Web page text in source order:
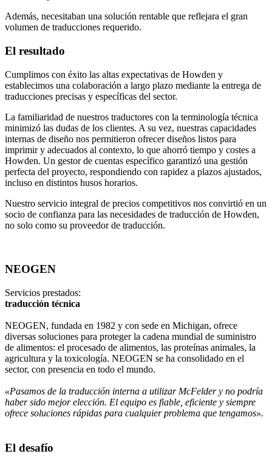
Además, necesitaban una solución rentable que reflejara el gran
volumen de traducciones requerido.
El resultado
Cumplimos con éxito las altas expectativas de Howden y
establecimos una colaboración a largo plazo mediante la entrega de
traducciones precisas y específicas del sector.
La familiaridad de nuestros traductores con la terminología técnica
minimizó las dudas de los clientes. A su vez, nuestras capacidades
internas de diseño nos permitieron ofrecer diseños listos para
imprimir y adecuados al contexto, lo que ahorró tiempo y costes a
Howden. Un gestor de cuentas específico garantizó una gestión
perfecta del proyecto, respondiendo con rapidez a plazos ajustados,
incluso en distintos husos horarios.
Nuestro servicio integral de precios competitivos nos convirtió en un
socio de confianza para las necesidades de traducción de Howden,
no solo como su proveedor de traducción.
NEOGEN
Servicios prestados:
traducción técnica
NEOGEN, fundada en 1982 y con sede en Michigan, ofrece
diversas soluciones para proteger la cadena mundial de suministro
de alimentos: el procesado de alimentos, las proteínas animales, la
agricultura y la toxicología. NEOGEN se ha consolidado en el
sector, con presencia en todo el mundo.
«Pasamos de la traducción interna a utilizar McFelder y no podría
haber sido mejor elección. El equipo es fiable, eficiente y siempre
ofrece soluciones rápidas para cualquier problema que tengamos».
El desafío